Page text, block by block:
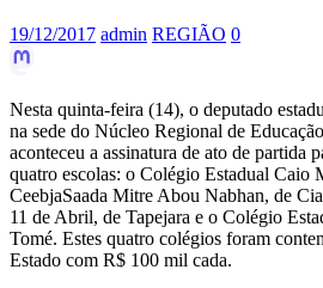
19/12/2017 admin REGIÃO 0
Nesta quinta-feira (14), o deputado
na sede do Núcleo Regional de
aconteceu a assinatura de ato de partida
quatro escolas: o Colégio Estadual Caio
CeebjaSaada Mitre Abou Nabhan, de
11 de Abril, de Tapejara e o Colégio
Tomé. Estes quatro colégios foram
Estado com R$ 100 mil cada.